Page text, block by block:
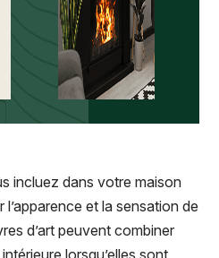
incluez dans votre maison
et la sensation de
d’art peuvent combiner